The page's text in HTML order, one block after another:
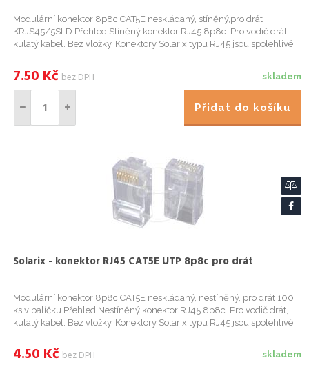
Modulární konektor 8p8c CAT5E neskládaný, stíněný,pro drát
KRJS45/5SLD Přehled Stíněný konektor RJ45 8p8c. Pro vodič drát,
kulatý kabel. Bez vložky. Konektory Solarix typu RJ45 jsou spolehlivé
skladem
7.50 Kč bez DPH
Přidat do košíku
Solarix - konektor RJ45 CAT5E UTP 8p8c pro drát
Modulární konektor 8p8c CAT5E neskládaný, nestíněný, pro drát 100
ks v balíčku Přehled Nestíněný konektor RJ45 8p8c. Pro vodič drát,
kulatý kabel. Bez vložky. Konektory Solarix typu RJ45 jsou spolehlivé
skladem
4.50 Kč bez DPH